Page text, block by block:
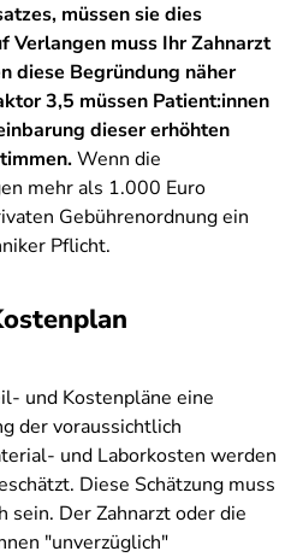
müssen sie dies
Verlangen muss Ihr Zahnarzt
diese Begründung näher
3,5 müssen Patient:innen
dieser erhöhten
Wenn die
mehr als 1.000 Euro
Gebührenordnung ein
Pflicht.
und Kostenpläne eine
der voraussichtlich
und Laborkosten werden
Diese Schätzung muss
sein. Der Zahnarzt oder die
"unverzüglich"